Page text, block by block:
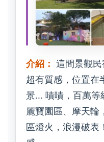
介紹： 這間景觀
超有質感，位置在
景... 嘖嘖，百萬等
麗寶園區、摩天輪
區燈火，浪漫破表